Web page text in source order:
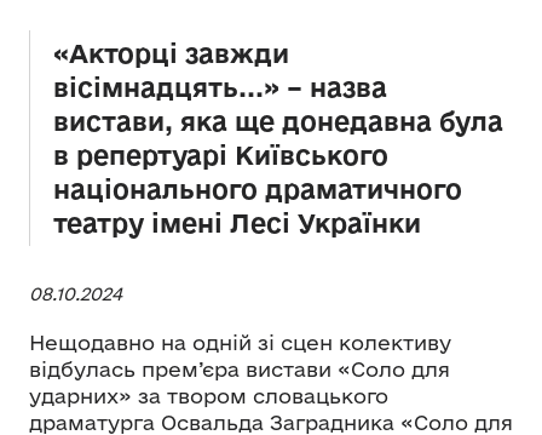
«Акторці завжди
вісімнадцять...» – назва
вистави, яка ще донедавна була
в репертуарі Київського
національного драматичного
театру імені Лесі Українки
08.10.2024
Нещодавно на одній зі сцен колективу
відбулась прем’єра вистави «Соло для
ударних» за твором словацького
драматурга Освальда Заградника «Соло для